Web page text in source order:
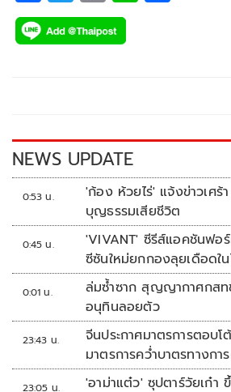
ac
e
k
wi
tt
o
p
k
NEWS UPDATE
0:53 น.
'ก้อง ห้วยไร่' แจ้งข่าวเศ
บุญธรรมเสียชีวิต
0:45 น.
'VIVANT' ซีรีส์แอคชันฟอ
ซีซันใหม่ยกกองลุยเดือดใน
0:01 น.
ล่มซ้ำซาก สุญญากาศกสทช. สรณไม่ถ
อนุทินลอยตัว
23:43 น.
จีนประกาศมาตรการตอบโ
มาตรการคว่ำบาตรทางกา
23:05 น.
'อาม่าแต๋ว' ซุปตาร์วัยเก๋า